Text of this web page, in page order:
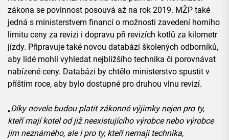
zákona se povinnost posouvá až na rok 2019. MŽP také
jedná s ministerstvem financí o možnosti zavedení horního
limitu ceny za revizi i dopravu při revizích kotlů za kilometr
jízdy. Připravuje také novou databázi školených odborníků,
aby lidé mohli vyhledat nejbližšího technika či porovnávat
nabízené ceny. Databázi by chtělo ministerstvo spustit v
příštím roce, aby bylo dostupné pro druhou vlnu revizí.
„Díky novele budou platit zákonné výjimky nejen pro ty,
kteří mají kotel od již neexistujícího výrobce nebo výrobce
jim neznámého, ale i pro ty, kteří nemají technika,